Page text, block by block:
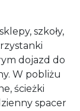
szkoły,
dojazd do
W pobliżu
ścieżki
spacer